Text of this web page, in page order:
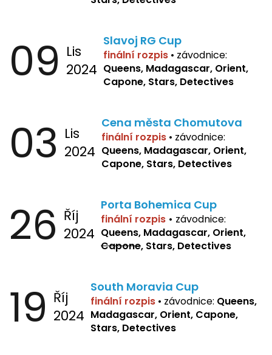
09 Lis
2024
Slavoj RG Cup
finální rozpis • závodnice:
Queens, Madagascar, Orient,
Capone, Stars, Detectives
03 Lis
2024
Cena města Chomutova
finální rozpis • závodnice:
Queens, Madagascar, Orient,
Capone, Stars, Detectives
26 Říj
2024
Porta Bohemica Cup
finální rozpis • závodnice:
Queens, Madagascar, Orient,
Capone, Stars, Detectives
19 Říj
2024
South Moravia Cup
finální rozpis • závodnice: Queens,
Madagascar, Orient, Capone,
Stars, Detectives